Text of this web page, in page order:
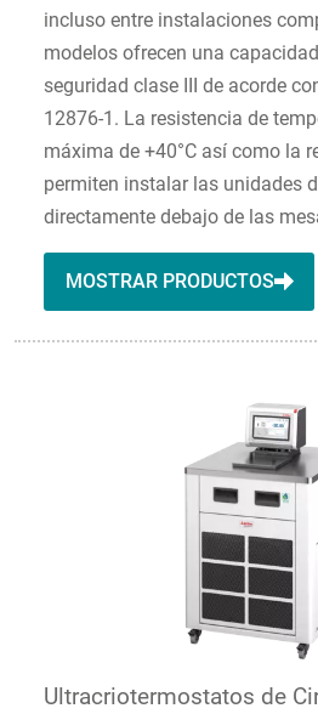
incluso entre instalaciones
modelos ofrecen una
seguridad clase III de acorde
12876-1. La resistencia de
máxima de +40°C así como la
permiten instalar las unidades
directamente debajo de las
MOSTRAR PRODUCTOS
Ultracriotermostatos de